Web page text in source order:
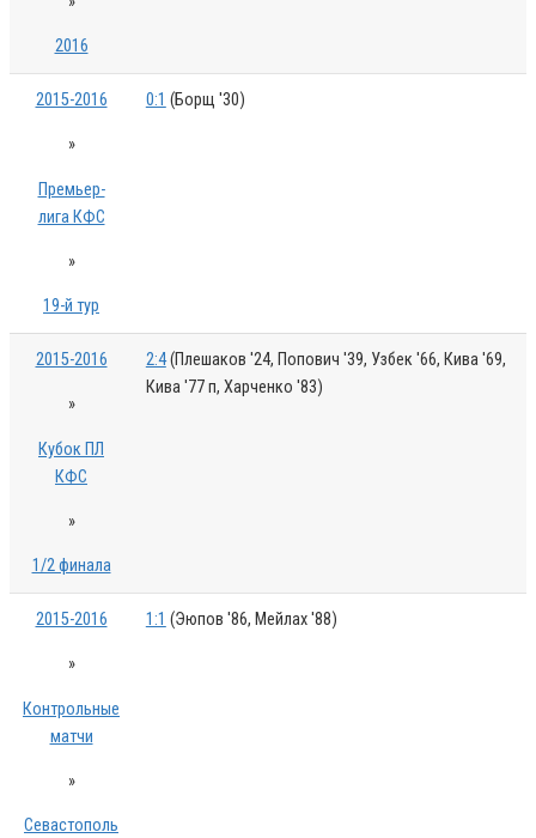
2016
2015-2016
»
Премьер-
лига КФС
»
19-й тур
0:1 (Борщ '30)
2015-2016
»
Кубок ПЛ
КФС
»
1/2 финала
2:4(Плешаков '24, Попович '39, Узбек '66, Кива '69,
Кива '77 п, Харченко '83)
2015-2016
»
Контрольные
матчи
»
Севастополь
1:1 (Эюпов '86, Мейлах '88)